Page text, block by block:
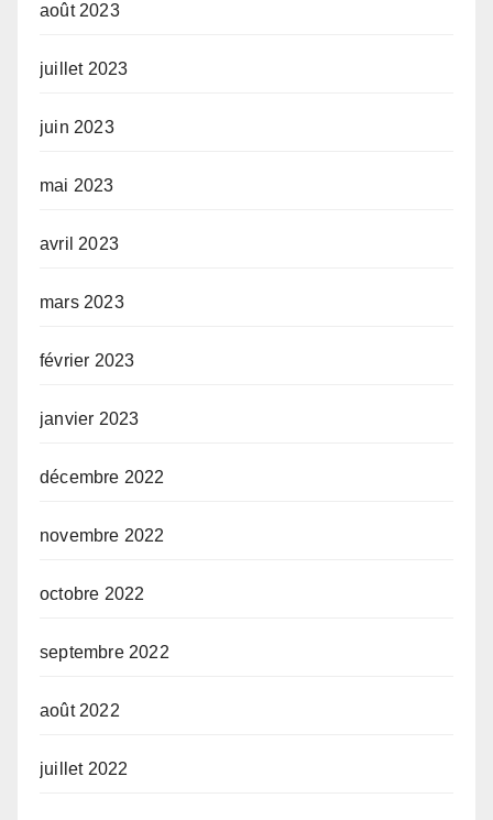
août 2023
juillet 2023
juin 2023
mai 2023
avril 2023
mars 2023
février 2023
janvier 2023
décembre 2022
novembre 2022
octobre 2022
septembre 2022
août 2022
juillet 2022